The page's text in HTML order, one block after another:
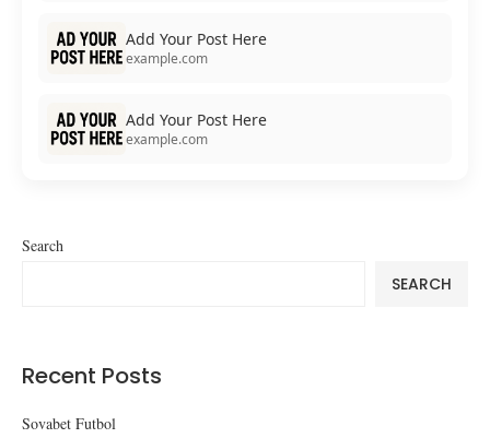
Add Your Post Here
example.com
Add Your Post Here
example.com
Search
SEARCH
Recent Posts
Sovabet Futbol